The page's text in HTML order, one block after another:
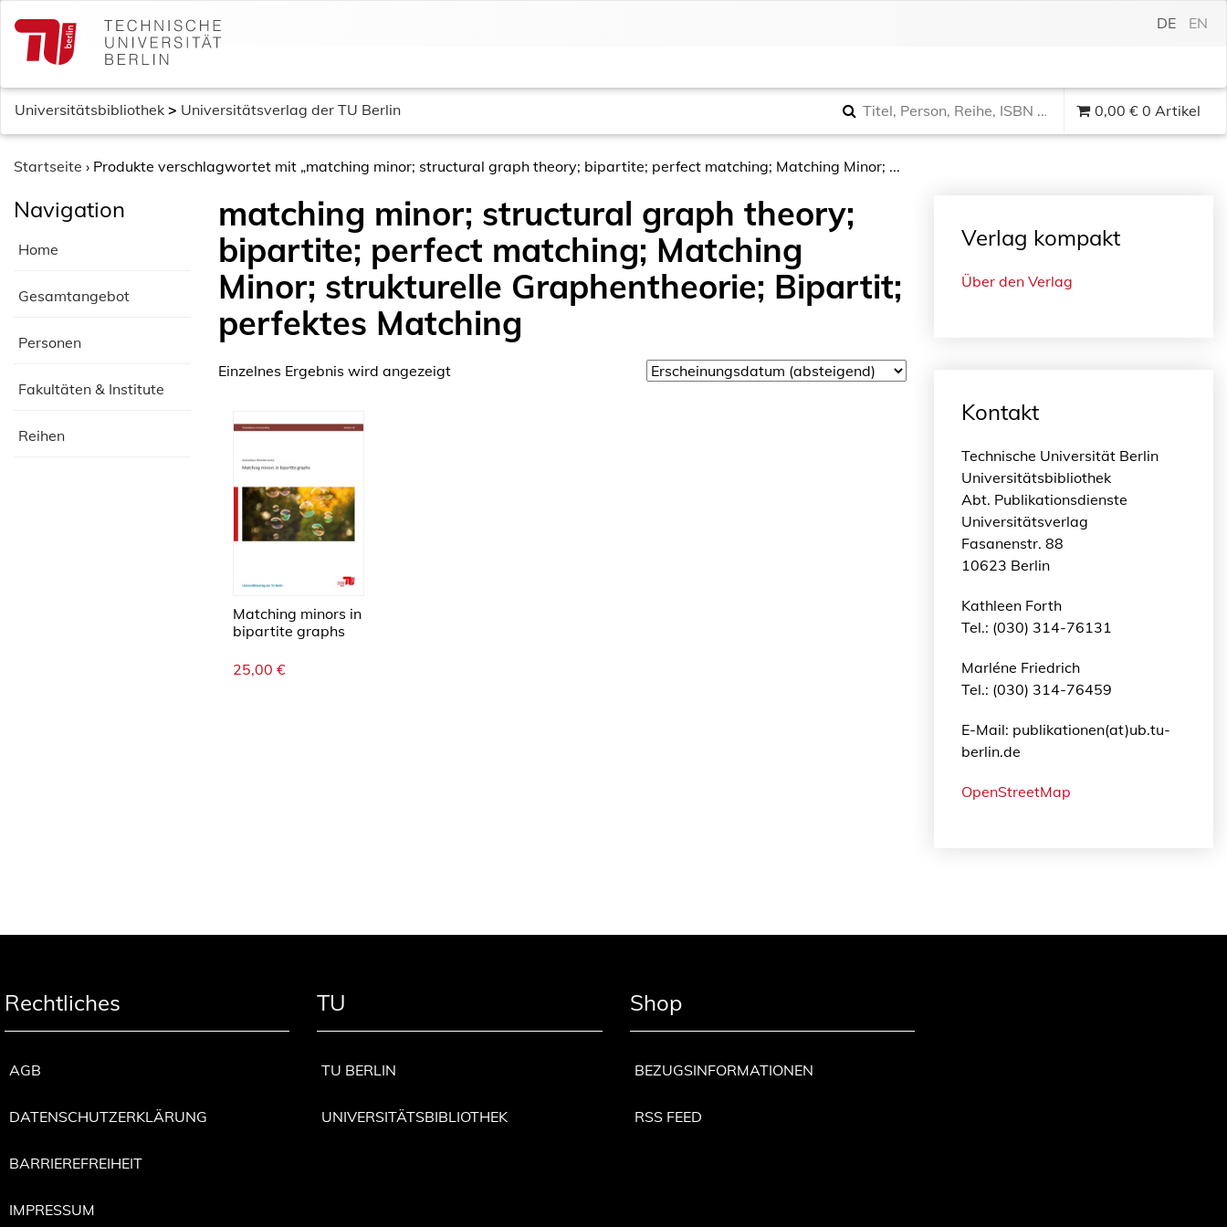
c
DE EN
Universitätsbibliothek > Universitätsverlag der TU Berlin 0,00 € 0 Artikel
Startseite › Produkte verschlagwortet mit „matching minor; structural graph theory; bipartite; perfect matching; Matching Minor; ...
Navigation
Home
Gesamtangebot
Personen
Fakultäten & Institute
Reihen
matching minor; structural graph theory;
bipartite; perfect matching; Matching
Minor; strukturelle Graphentheorie; Bipartit;
perfektes Matching
Einzelnes Ergebnis wird angezeigt
Matching minors in
bipartite graphs
25,00 €
Verlag kompakt
Über den Verlag
Kontakt
Technische Universität Berlin
Universitätsbibliothek
Abt. Publikationsdienste
Universitätsverlag
Fasanenstr. 88
10623 Berlin
Kathleen Forth
Tel.: (030) 314-76131
Marléne Friedrich
Tel.: (030) 314-76459
E-Mail: publikationen(at)ub.tu-
berlin.de
OpenStreetMap
Rechtliches
AGB
DATENSCHUTZERKLÄRUNG
BARRIEREFREIHEIT
IMPRESSUM
TU
TU BERLIN
UNIVERSITÄTSBIBLIOTHEK
Shop
BEZUGSINFORMATIONEN
RSS FEED